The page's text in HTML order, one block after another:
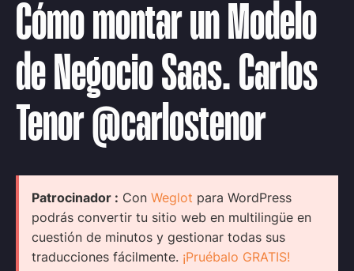
Cómo montar un Modelo
de Negocio Saas. Carlos
Tenor @carlostenor
Patrocinador : Con Weglot para WordPress
podrás convertir tu sitio web en multilingüe en
cuestión de minutos y gestionar todas sus
traducciones fácilmente. ¡Pruébalo GRATIS!